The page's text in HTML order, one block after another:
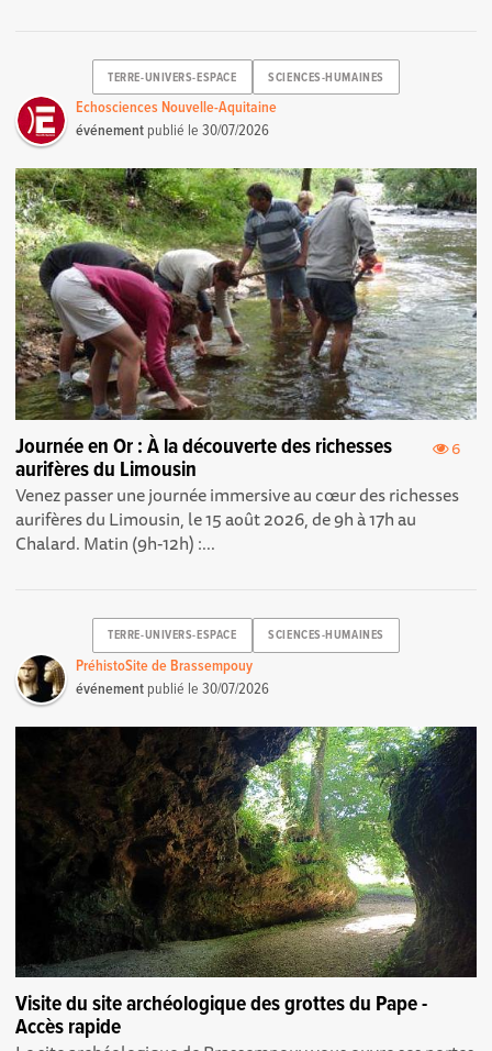
TERRE-UNIVERS-ESPACE SCIENCES-HUMAINES
Echosciences Nouvelle-Aquitaine
événement publié le30/07/2026
6
Journée en Or : À la découverte des richesses
aurifères du Limousin
Venez passer une journée immersive au cœur des richesses
aurifères du Limousin, le 15 août 2026, de 9h à 17h au
Chalard. Matin (9h-12h) :...
TERRE-UNIVERS-ESPACE SCIENCES-HUMAINES
PréhistoSite de Brassempouy
événement publié le30/07/2026
Visite du site archéologique des grottes du Pape -
Accès rapide